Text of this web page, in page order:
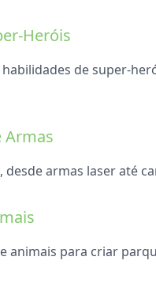
Heróis
de super-
Armas
armas laser até
animais para criar